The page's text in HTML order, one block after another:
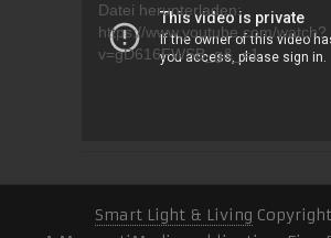
Datei herunterladen:
https://www.youtube.com/watch?
v=gD616FWSB_g&_=1
Smart Light & Living